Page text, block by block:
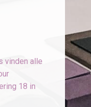
vinden alle
18 in